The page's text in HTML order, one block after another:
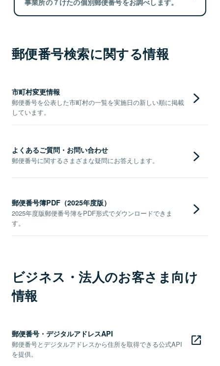
郵便番号検索に関する情報
市町村変更情報
郵便番号を公表した市町村の一覧を実施日の新しい順に掲載
しています。
よくあるご質問・お問い合わせ
郵便番号に関するさまざまな疑問にお答えします。
郵便番号簿PDF（2025年度版）
2025年度版郵便番号簿をPDF形式でダウンロードできま
す。
ビジネス・法人のお客さま向け
情報
郵便番号・デジタルアドレスAPI
郵便番号とデジタルアドレスから住所を取得できる公式API
を提供。